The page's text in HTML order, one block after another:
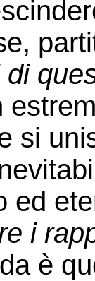
si
ed
i
è